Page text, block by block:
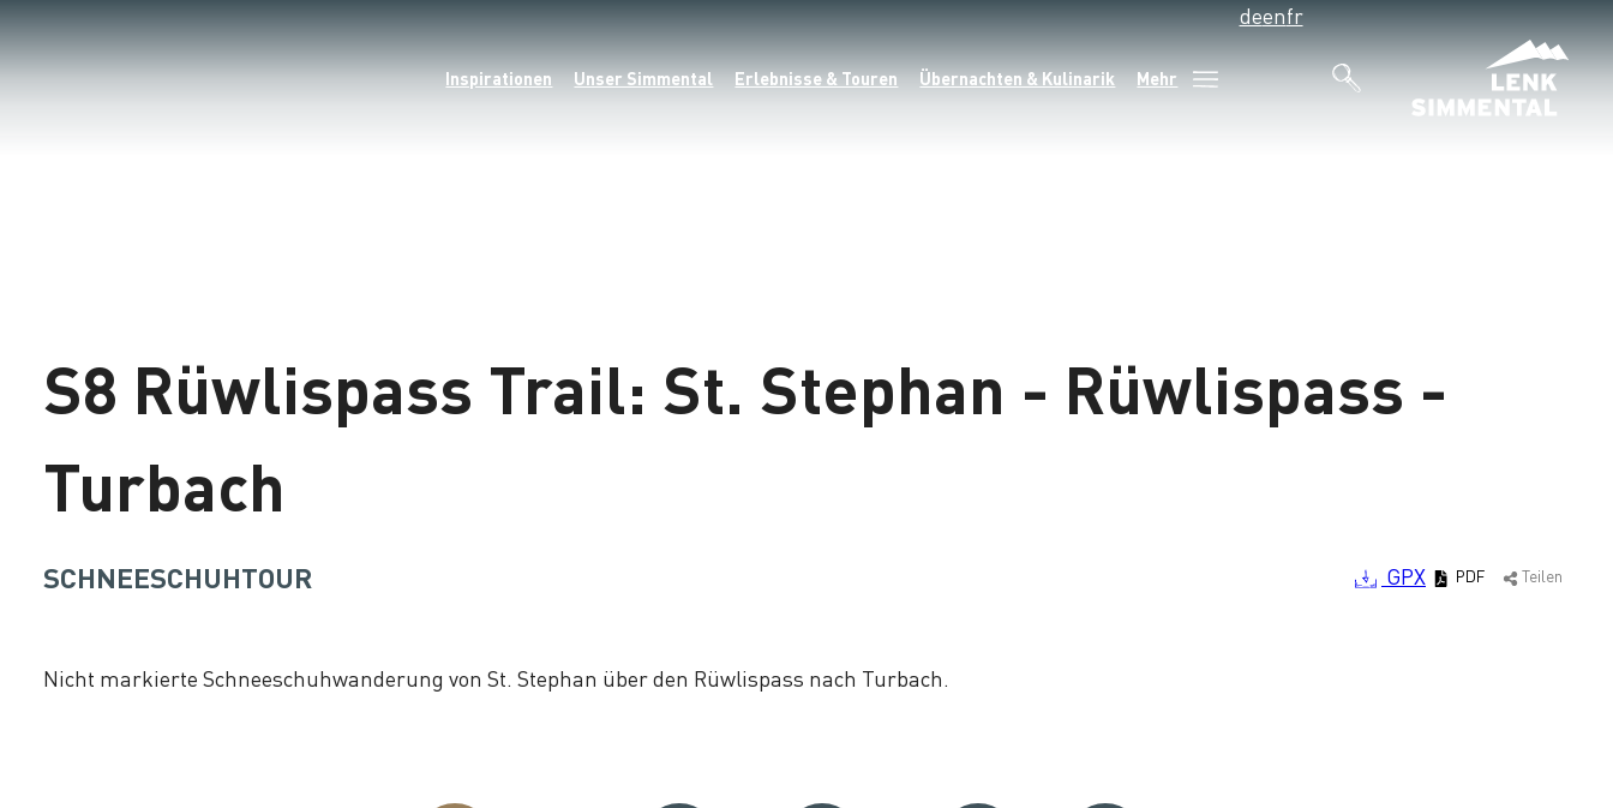
Inspirationen Unser Simmental Erlebnisse & Touren Übernachten & Kulinarik Mehr
deenfr
S8 Rüwlispass Trail: St. Stephan - Rüwlispass -
Turbach
SCHNEESCHUHTOUR GPX PDF Teilen
Nicht markierte Schneeschuhwanderung von St. Stephan über den Rüwlispass nach Turbach.